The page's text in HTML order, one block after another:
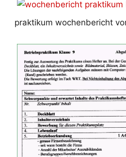
praktikum wochenbericht